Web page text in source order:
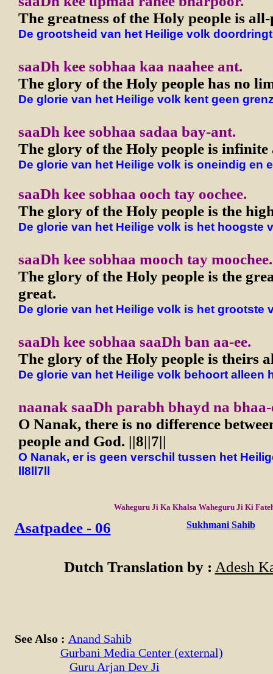
The greatness of the Holy people is
De grootsheid van het Heilige volk
saaDh kee sobhaa kaa naahee ant.
The glory of the Holy people has no
De glorie van het Heilige volk kent geen
saaDh kee sobhaa sadaa bay-ant.
The glory of the Holy people is infinite
De glorie van het Heilige volk is oneindig en
saaDh kee sobhaa ooch tay oochee.
The glory of the Holy people is the
De glorie van het Heilige volk is het hoogste
saaDh kee sobhaa mooch tay moochee.
The glory of the Holy people is the
great.
De glorie van het Heilige volk is het grootste
saaDh kee sobhaa saaDh ban aa-ee.
The glory of the Holy people is theirs
De glorie van het Heilige volk behoort alleen
naanak saaDh parabh bhayd na bhaa-
O Nanak, there is no difference
people and God. ||8||7||
O Nanak, er is geen verschil tussen het
ll8ll7ll
Waheguru Ji Ka Khalsa Waheguru Ji Ki
Asatpadee - 06 Sukhmani Sahib
Dutch Translation by : Adesh
See Also : Anand Sahib
Gurbani Media Center (external)
Guru Arjan Dev Ji